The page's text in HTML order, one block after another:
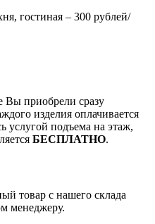
гостиная – 300 рублей/
Вы приобрели сразу
изделия оплачивается
услугой подъема на этаж,
БЕСПЛАТНО.
товар с нашего склада
менеджеру.